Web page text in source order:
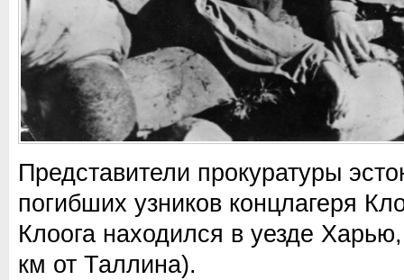
Представители прокуратуры
погибших узников концлагеря
Клоога находился в уезде
км от Таллина).